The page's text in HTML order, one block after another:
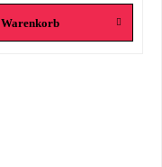
Warenkorb